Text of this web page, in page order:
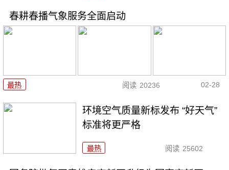
春耕春播气象服务全面启动
最热 阅读 20236 02-28
环境空气质量新标发布 “好天气”
标准将更严格
最热 阅读 25602